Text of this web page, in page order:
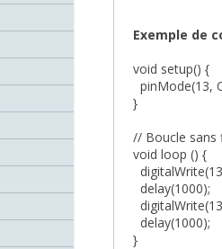
Exemple de
void setup() {
pinMode(13,
}
// Boucle sans
void loop () {
}